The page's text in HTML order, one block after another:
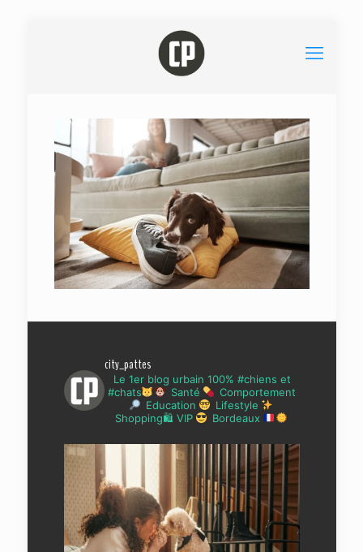
city_pattes
Le 1er blog urbain 100% #chiens et
#chats
Santé
Comportement
Education
Lifestyle
Shopping🛍 VIP
Bordeaux